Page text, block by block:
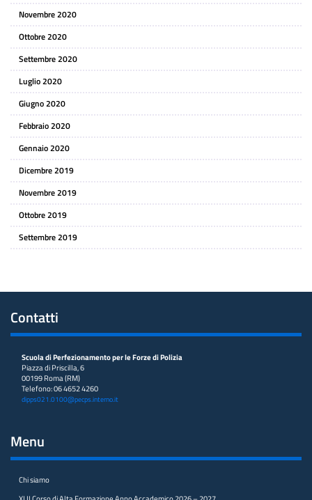
Novembre 2020
Ottobre 2020
Settembre 2020
Luglio 2020
Giugno 2020
Febbraio 2020
Gennaio 2020
Dicembre 2019
Novembre 2019
Ottobre 2019
Settembre 2019
Contatti
Scuola di Perfezionamento per le Forze di Polizia
Piazza di Priscilla, 6
00199 Roma (RM)
Telefono: 06 4652 4260
dipps021.0100@pecps.interno.it
Menu
Chi siamo